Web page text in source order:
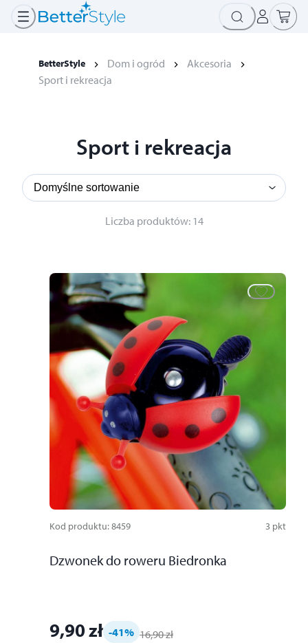
BetterStyle Dom i ogród
Akcesoria
Sport i rekreacja
Sport i rekreacja
Liczba produktów: 14
Kod produktu:8459 3 pkt
Dzwonek do roweru Biedronka
9,90 zł -41% 16,90 zł